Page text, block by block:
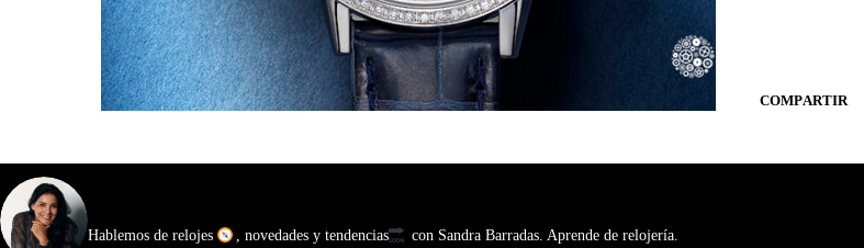
COMPARTIR
Hablemos de relojes , novedades y tendencias con Sandra Barradas. Aprende de relojería.